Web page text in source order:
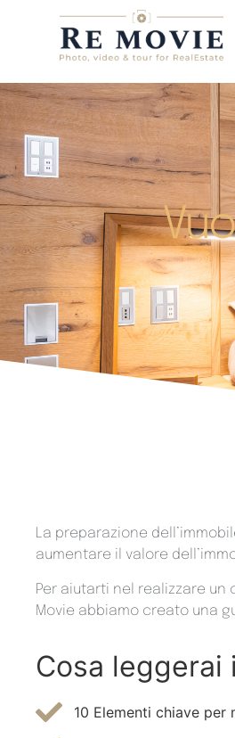
La preparazione
aumentare il valore
​Per aiutarti nel realizzare un
Movie abbiamo creato una
Cosa leggerai
10 Elementi chiave